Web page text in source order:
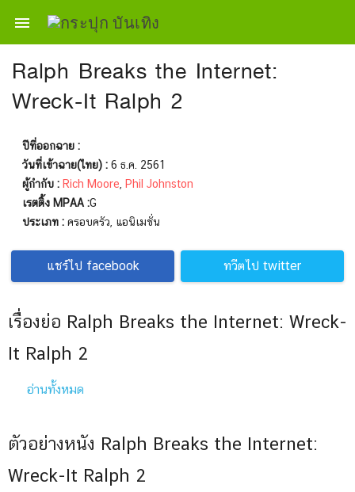

Ralph Breaks the Internet:
Wreck-It Ralph 2
ปีที่ออกฉาย :
วันที่เข้าฉาย(ไทย) : 6 ธ.ค. 2561
ผู้กำกับ : Rich Moore
Phil Johnston
เรตติ้ง MPAA :G
ประเภท : ครอบครัว, แอนิเมชั่น
แชร์ไป facebook ทวีตไป twitter
เรื่องย่อ Ralph Breaks the Internet: Wreck-
It Ralph 2
อ่านทั้งหมด
ตัวอย่างหนัง Ralph Breaks the Internet:
Wreck-It Ralph 2